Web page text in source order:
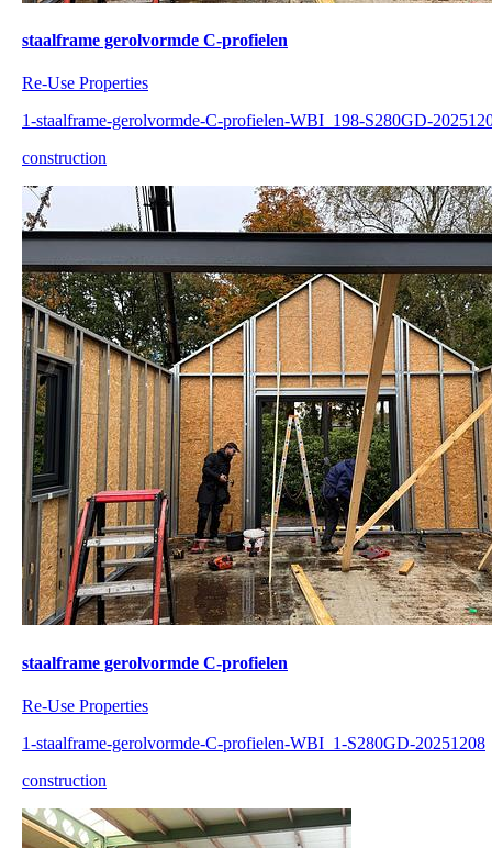
staalframe gerolvormde C-profielen
Re-Use Properties
1-staalframe-gerolvormde-C-profielen-WBI_198-S280GD-
construction
staalframe gerolvormde C-profielen
Re-Use Properties
1-staalframe-gerolvormde-C-profielen-WBI_1-S280GD-20251208
construction